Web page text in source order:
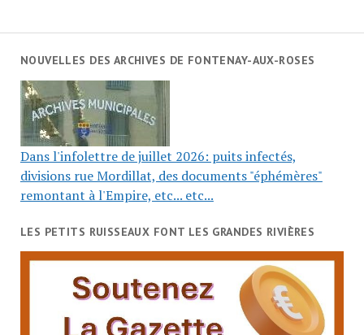
NOUVELLES DES ARCHIVES DE FONTENAY-AUX-ROSES
Dans l'infolettre de juillet 2026: puits infectés,
divisions rue Mordillat, des documents "éphémères"
remontant à l'Empire, etc... etc...
LES PETITS RUISSEAUX FONT LES GRANDES RIVIÈRES